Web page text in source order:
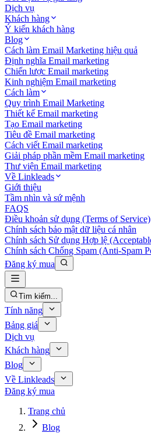
Dịch vụ
Khách hàng
Ý kiến khách hàng
Blog
Cách làm Email Marketing hiệu quả
Định nghĩa Email marketing
Chiến lược Email marketing
Kinh nghiệm Email marketing
Cách làm
Quy trình Email Marketing
Thiết kế Email marketing
Tạo Email marketing
Tiêu đề Email marketing
Cách viết Email marketing
Giải pháp phần mềm Email marketing
Thư viện Email marketing
Về Linkleads
Giới thiệu
Tầm nhìn và sứ mệnh
FAQS
Điều khoản sử dụng (Terms of Service)
Chính sách bảo mật dữ liệu cá nhân
Chính sách Sử dụng Hợp lệ
Chính sách Chống Spam (Anti-Spam
Đăng ký mua
Tìm kiếm...
Tính năng
Bảng giá
Dịch vụ
Khách hàng
Blog
Về Linkleads
Đăng ký mua
Trang chủ
Blog